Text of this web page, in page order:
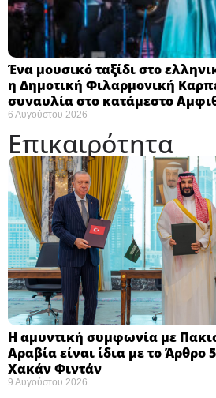
Ένα μουσικό ταξίδι στο
η Δημοτική Φιλαρμονική
συναυλία στο κατάμεστο
6 Αυγούστου 2026
Επικαιρότητα
Η αμυντική συμφωνία με
Αραβία είναι ίδια με το Άρθρο
Χακάν Φιντάν ​
9 Αυγούστου 2026